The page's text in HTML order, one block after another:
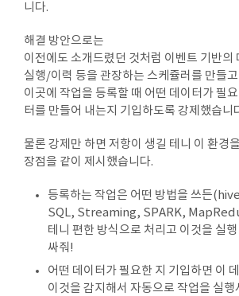
니다.
해결 방안으로는
이전에도 소개드렸던 것처럼 이벤트 기반의
실행/이력 등을 관장하는 스케쥴러를 만들고
이곳에 작업을 등록할 때 어떤 데이터가 필요
터를 만들어 내는지 기입하도록 강제했습니
물론 강제만 하면 저항이 생길 테니 이 환경
장점을 같이 제시했습니다.
등록하는 작업은 어떤 방법을 쓰든
SQL, Streaming, SPARK,
테니 편한 방식으로 처리고 이것을 실
싸줘!
어떤 데이터가 필요한 지 기입하면 이
이것을 감지해서 자동으로 작업을 실행